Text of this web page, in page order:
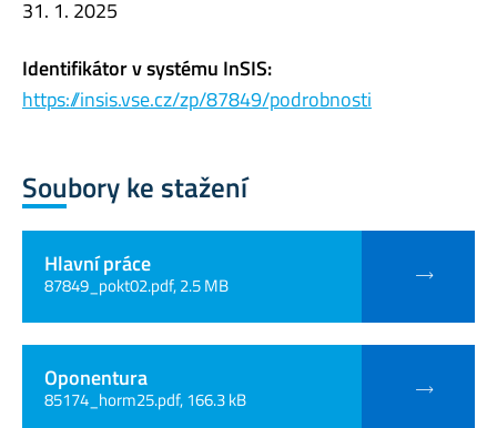
31. 1. 2025
Identifikátor v systému InSIS:
https://insis.vse.cz/zp/87849/podrobnosti
Soubory ke stažení
Hlavní práce
87849_pokt02.pdf, 2.5 MB
Oponentura
85174_horm25.pdf, 166.3 kB